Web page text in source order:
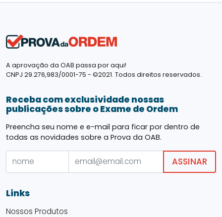
A aprovação da OAB passa por aqui!
CNPJ 29.276,983/0001-75 - ©2021. Todos direitos reservados.
Receba com exclusividade nossas
publicações sobre o Exame de Ordem
Preencha seu nome e e-mail para ficar por dentro de
todas as novidades sobre a Prova da OAB.
ASSINAR
Links
Nossos Produtos